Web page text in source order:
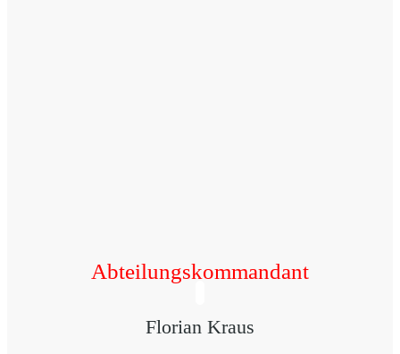
Abteilungskommandant
Florian Kraus